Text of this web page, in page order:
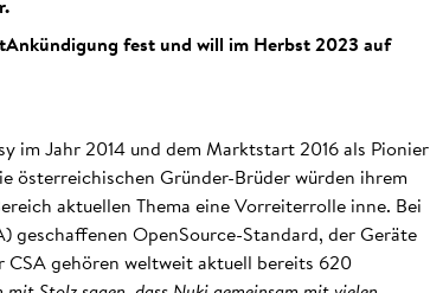
fest und will im Herbst 2023 auf
im Jahr 2014 und dem Marktstart 2016 als Pionier
österreichischen Gründer-Brüder würden ihrem
aktuellen Thema eine Vorreiterrolle inne. Bei
OpenSource-Standard, der Geräte
gehören weltweit aktuell bereits 620